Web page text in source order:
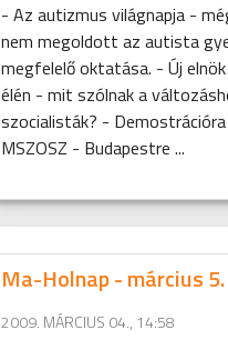
- Az autizmus világnapja -
nem megoldott az autista
megfelelő oktatása. - Új
élén - mit szólnak a
szocialisták? -
MSZOSZ - Budapestre ...
Ma-Holnap - március 5.
2009. MÁRCIUS 04., 14:58